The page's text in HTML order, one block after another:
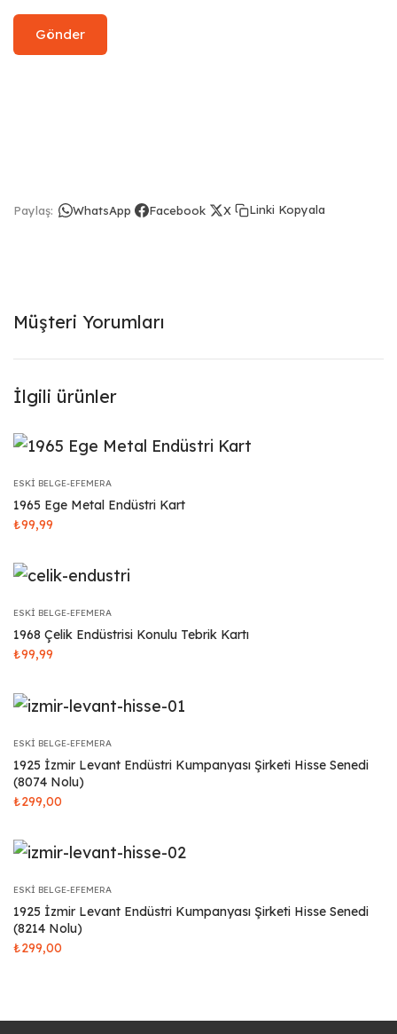
Paylaş: WhatsApp Facebook X Linki Kopyala
Müşteri Yorumları
İlgili ürünler
ESKI BELGE-EFEMERA
1965 Ege Metal Endüstri Kart
₺99,99
ESKI BELGE-EFEMERA
1968 Çelik Endüstrisi Konulu Tebrik Kartı
₺99,99
ESKI BELGE-EFEMERA
1925 İzmir Levant Endüstri Kumpanyası Şirketi Hisse Senedi
(8074 Nolu)
₺299,00
ESKI BELGE-EFEMERA
1925 İzmir Levant Endüstri Kumpanyası Şirketi Hisse Senedi
(8214 Nolu)
₺299,00